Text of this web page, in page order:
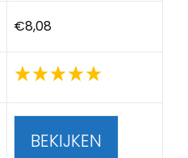
€8,08
BEKIJKEN